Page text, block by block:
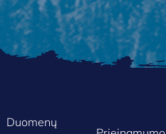
Duomenų